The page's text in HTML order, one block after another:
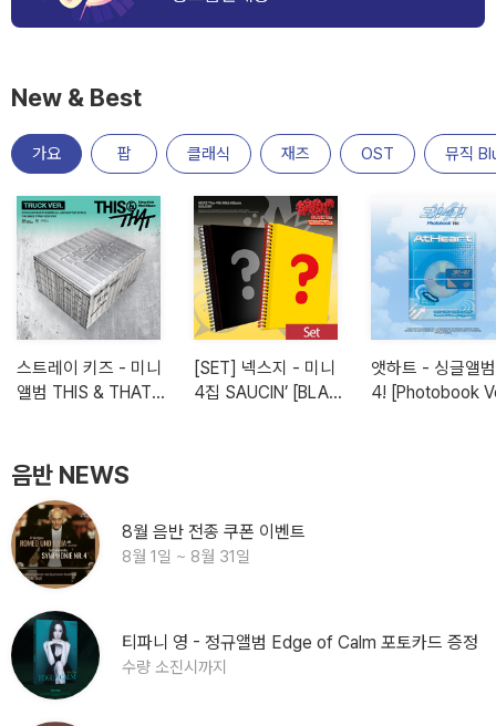
New & Best
가요 팝 클래식 재즈 OST 뮤직
스트레이 키즈 - 미니
앨범 THIS & THAT
[SET] 넥스지 - 미니
4집 SAUCIN’ [BLAC
앳하트 - 싱글앨
4! [Photobook
음반 NEWS
8월 음반 전종 쿠폰 이벤트
8월 1일 ~ 8월 31일
티파니 영 - 정규앨범 Edge of Calm 포토카드 증정
수량 소진시까지